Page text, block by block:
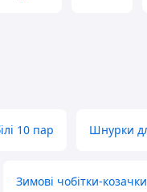
10 пар Шнурки
Зимові чобітки-